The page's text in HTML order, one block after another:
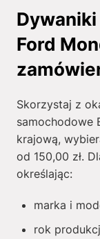
Ford
Skorzystaj z
samochodowe
krajową,
od 150,00 zł.
określając:
marka i
rok